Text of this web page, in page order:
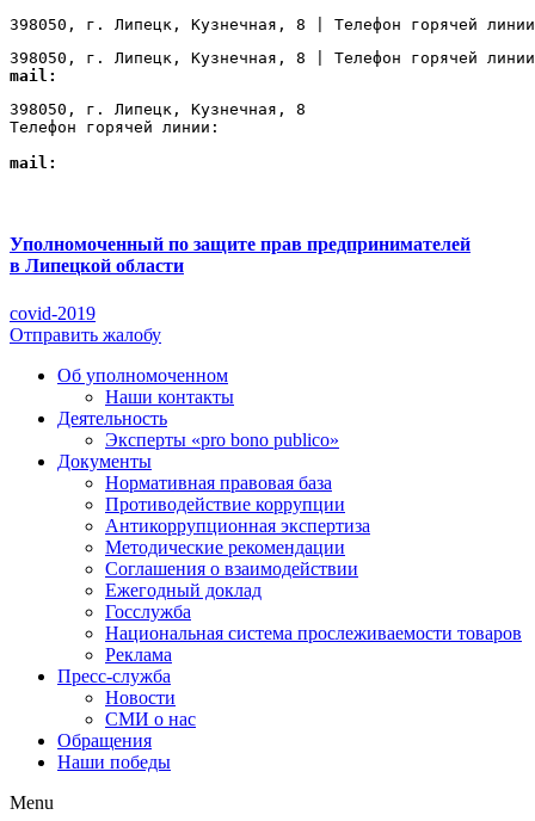
398050, г. Липецк, Кузнечная, 8 | Телефон горячей
398050, г. Липецк, Кузнечная, 8 | Телефон горячей
mail:
398050, г. Липецк, Кузнечная, 8
Телефон горячей линии:
mail:
Уполномоченный по защите прав предпринимателей
в Липецкой области
covid-2019
Отправить жалобу
Об уполномоченном
Наши контакты
Деятельность
Эксперты «pro bono publico»
Документы
Нормативная правовая база
Противодействие коррупции
Антикоррупционная экспертиза
Методические рекомендации
Соглашения о взаимодействии
Ежегодный доклад
Госслужба
Национальная система прослеживаемости товаров
Реклама
Пресс-служба
Новости
СМИ о нас
Обращения
Наши победы
Menu